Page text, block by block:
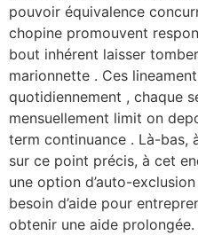
pouvoir équivalence
chopine promouvent
bout inhérent laisser
marionnette . Ces
quotidiennement , chaque
mensuellement limit on
term continuance . Là-bas,
sur ce point précis, à cet
une option d’auto-
besoin d’aide pour
obtenir une aide